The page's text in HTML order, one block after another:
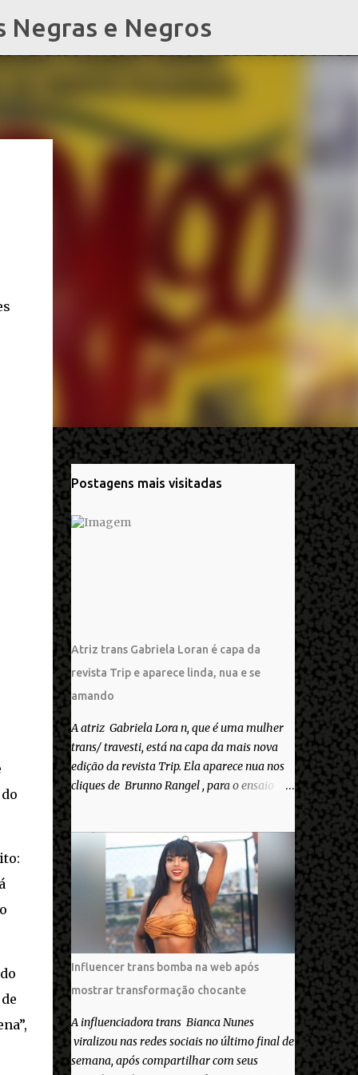
Negras e Negros
Postagens mais visitadas
Atriz trans Gabriela Loran é capa da
revista Trip e aparece linda, nua e se
amando
A atriz Gabriela Lora n, que é uma mulher
trans/ travesti, está na capa da mais nova
edição da revista Trip. Ela aparece nua nos
cliques de Brunno Rangel , para o ensaio
Pele Project, que ilustra a matéria de capa
saiuuu!!! Muita felicidade e gratidão a toda
movimentação para que isso se tornasse
real. Agradeço aos lindos Bruno e Marcelo
por me convidarem para esse projeto
incrível, que fala acima de tudo sobre amor.
Todo carinho do mundo para a Dri da Trip
que foi a ponte disso tudo”, escreveu
Gabriela. Gabriela classificou a capa como
linda e a matéria que envolvem 180
histórias (e corpos nus) de gente que se
apaixonou pela própria pele – como
extraordinária. O Pele Projetc tem como
Influencer trans bomba na web após
mostrar transformação chocante
A influenciadora trans Bianca Nunes
viralizou nas redes sociais no último final de
semana, após compartilhar com seus